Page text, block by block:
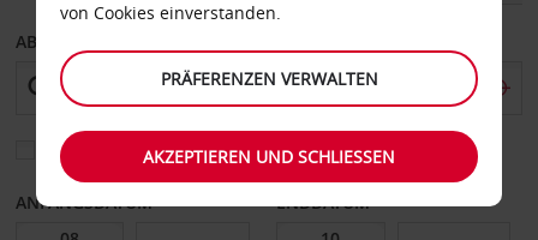
ABHOLEN VON
Eine andere Rückgabestation auswählen
ANFANGSDATUM ENDDATUM
von Cookies einverstanden.
PRÄFERENZEN VERWALTEN
AKZEPTIEREN UND SCHLIESSEN